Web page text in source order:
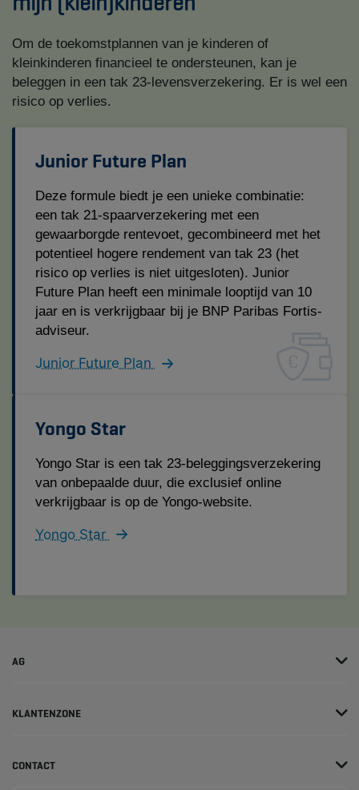
Om de toekomstplannen van je kinderen of
kleinkinderen financieel te ondersteunen, kan je
beleggen in een tak 23-levensverzekering. Er is wel een
risico op verlies.
Junior Future Plan
Deze formule biedt je een unieke combinatie:
een tak 21-spaarverzekering met een
gewaarborgde rentevoet, gecombineerd met het
potentieel hogere rendement van tak 23 (het
risico op verlies is niet uitgesloten). Junior
Future Plan heeft een minimale looptijd van 10
jaar en is verkrijgbaar bij je BNP Paribas Fortis-
adviseur.
Junior Future Plan
Yongo Star
Yongo Star is een tak 23-beleggingsverzekering
van onbepaalde duur, die exclusief online
verkrijgbaar is op de Yongo-website.
Yongo Star
AG
KLANTENZONE
CONTACT